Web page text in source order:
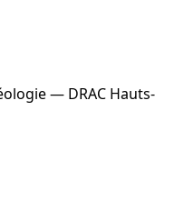
— DRAC Hauts-